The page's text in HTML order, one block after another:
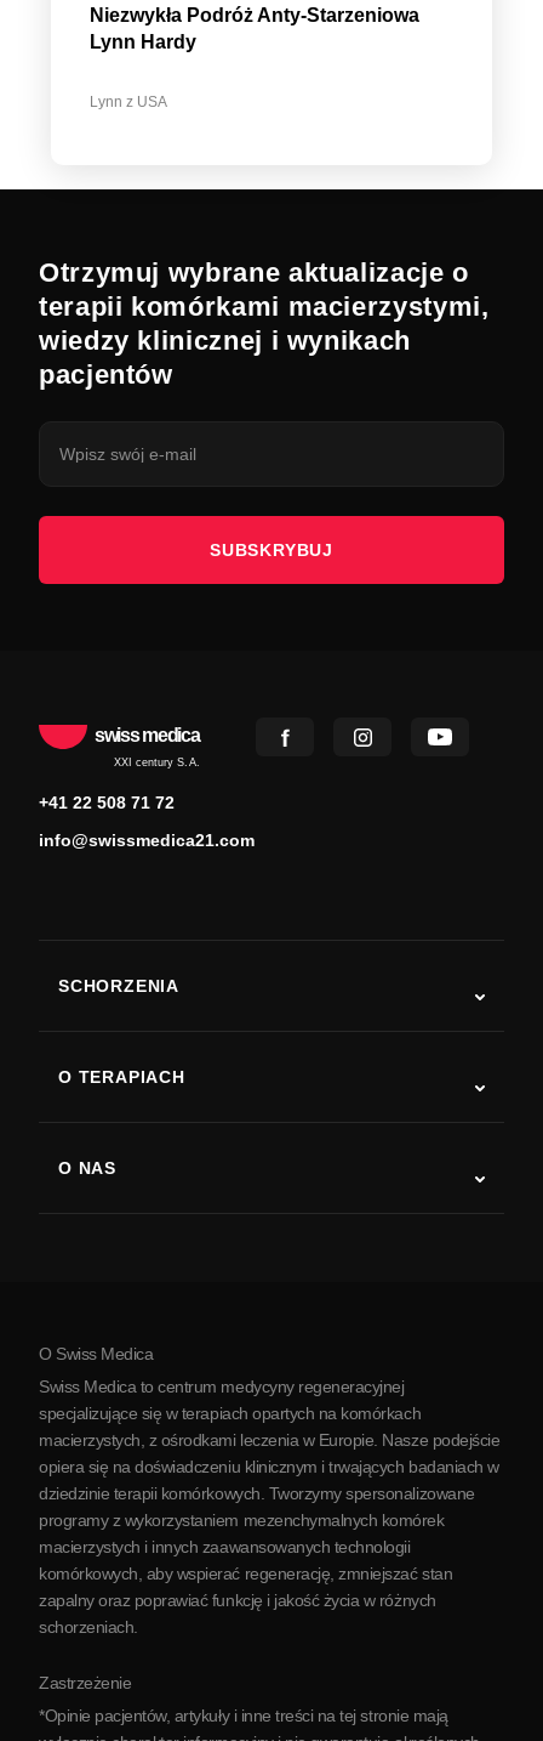
Niezwykła Podróż Anty-Starzeniowa
Lynn Hardy
Lynn z USA
Otrzymuj wybrane aktualizacje o
terapii komórkami macierzystymi,
wiedzy klinicznej i wynikach
pacjentów
SUBSKRYBUJ
swiss medica
XXI century S.A.
+41 22 508 71 72
info@swissmedica21.com
SCHORZENIA
Choroba Parkinsona
Zapalenie stawów
O TERAPIACH
O NAS
O Serbii
Partnerstwo
Skontaktuj się z nami
O Swiss Medica
Swiss Medica to centrum medycyny regeneracyjnej
specjalizujące się w terapiach opartych na komórkach
macierzystych, z ośrodkami leczenia w Europie. Nasze podejście
opiera się na doświadczeniu klinicznym i trwających badaniach w
dziedzinie terapii komórkowych. Tworzymy spersonalizowane
programy z wykorzystaniem mezenchymalnych komórek
macierzystych i innych zaawansowanych technologii
komórkowych, aby wspierać regenerację, zmniejszać stan
zapalny oraz poprawiać funkcję i jakość życia w różnych
schorzeniach.
Zastrzeżenie
*Opinie pacjentów, artykuły i inne treści na tej stronie mają